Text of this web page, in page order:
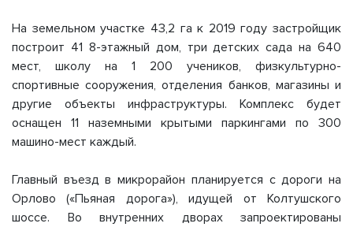
На земельном участке 43,2 га к 2019 году застройщик
построит 41 8-этажный дом, три детских сада на 640
мест, школу на 1 200 учеников, физкультурно-
спортивные сооружения, отделения банков, магазины и
другие объекты инфраструктуры. Комплекс будет
оснащен 11 наземными крытыми паркингами по 300
машино-мест каждый.
Главный въезд в микрорайон планируется с дороги на
Орлово («Пьяная дорога»), идущей от Колтушского
шоссе. Во внутренних дворах запроектированы